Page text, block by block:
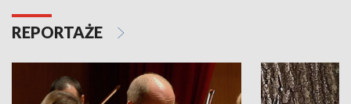
REPORTAŻE